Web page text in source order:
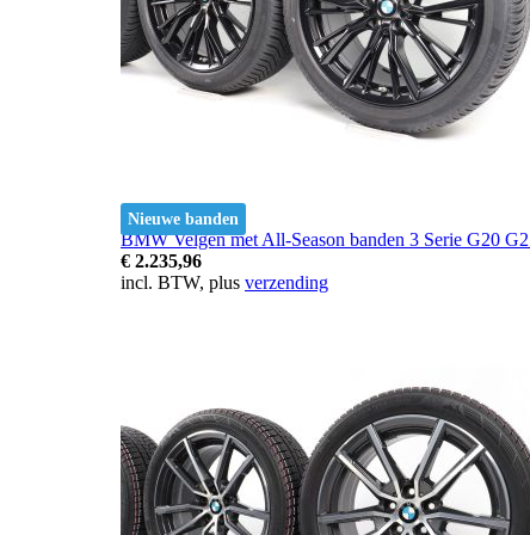
Nieuwe banden
BMW Velgen met All-Season banden 3 Serie G20
€ 2.235,96
incl. BTW, plus verzending